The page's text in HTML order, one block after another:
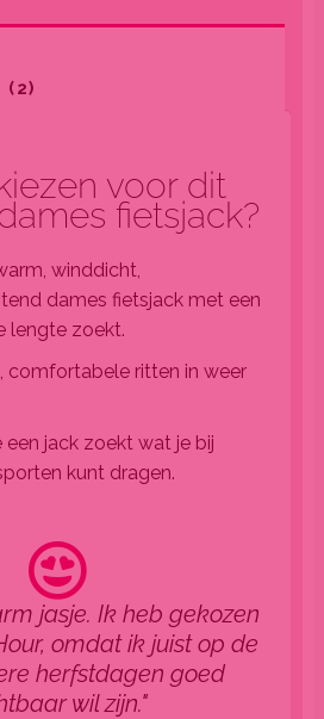
(2)
voor dit
fietsjack?
winddicht,
dames fietsjack met een
lengte zoekt.
comfortabele ritten in weer
een jack zoekt wat je bij
kunt dragen.
jasje. Ik heb gekozen
omdat ik juist op de
herfstdagen goed
wil zijn."